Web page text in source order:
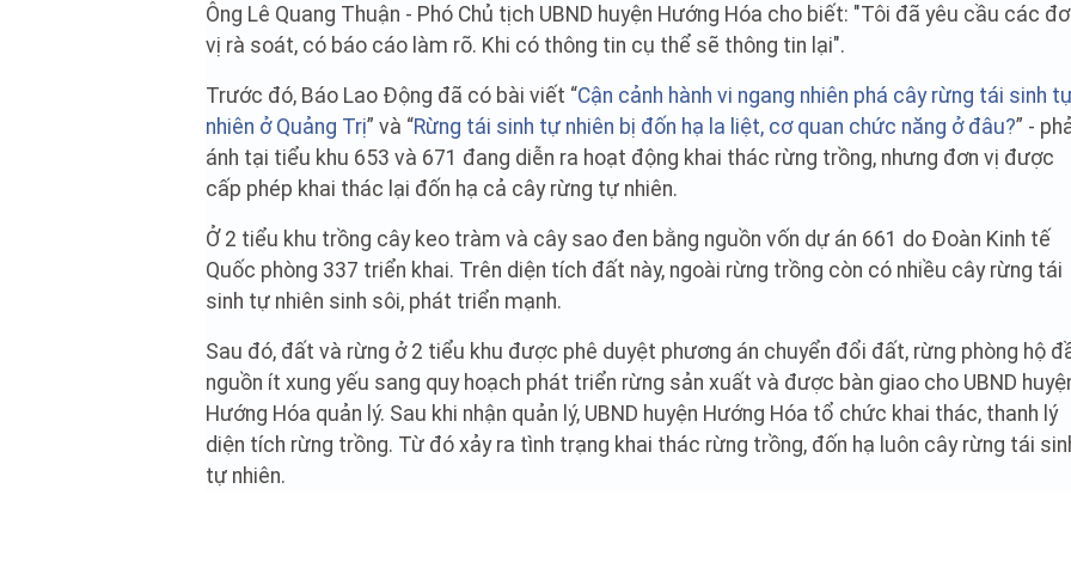
Ông Lê Quang Thuận - Phó Chủ tịch UBND huyện Hướng Hóa cho biết: "Tôi đã yêu cầu các
vị rà soát, có báo cáo làm rõ. Khi có thông tin cụ thể sẽ thông tin lại".
Trước đó, Báo Lao Động đã có bài viết “Cận cảnh hành vi ngang nhiên phá cây rừng tái sinh
nhiên ở Quảng Trị” và “Rừng tái sinh tự nhiên bị đốn hạ la liệt, cơ quan chức năng ở đâu?” -
ánh tại tiểu khu 653 và 671 đang diễn ra hoạt động khai thác rừng trồng, nhưng đơn vị được
cấp phép khai thác lại đốn hạ cả cây rừng tự nhiên.
Ở 2 tiểu khu trồng cây keo tràm và cây sao đen bằng nguồn vốn dự án 661 do Đoàn Kinh tế
Quốc phòng 337 triển khai. Trên diện tích đất này, ngoài rừng trồng còn có nhiều cây rừng tái
sinh tự nhiên sinh sôi, phát triển mạnh.
Sau đó, đất và rừng ở 2 tiểu khu được phê duyệt phương án chuyển đổi đất, rừng phòng hộ
nguồn ít xung yếu sang quy hoạch phát triển rừng sản xuất và được bàn giao cho UBND
Hướng Hóa quản lý. Sau khi nhận quản lý, UBND huyện Hướng Hóa tổ chức khai thác, thanh lý
diện tích rừng trồng. Từ đó xảy ra tình trạng khai thác rừng trồng, đốn hạ luôn cây rừng tái
tự nhiên.